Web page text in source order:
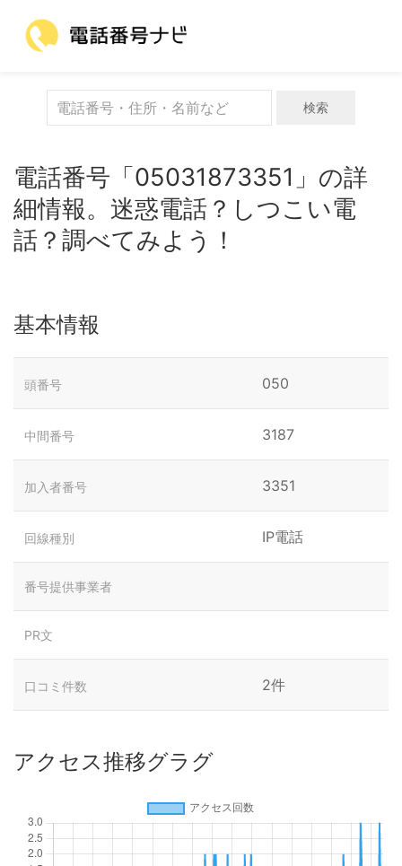
検索
電話番号「05031873351」の詳
細情報。迷惑電話？しつこい電
話？調べてみよう！
基本情報
頭番号 050
中間番号 3187
加入者番号 3351
回線種別 IP電話
番号提供事業者
PR文
口コミ件数 2件
アクセス推移グラグ